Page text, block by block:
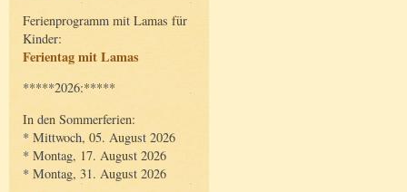
Ferienprogramm mit Lamas für
Kinder:
Ferientag mit Lamas
*****2026:*****
In den Sommerferien:
* Mittwoch, 05. August 2026
* Montag, 17. August 2026
* Montag, 31. August 2026